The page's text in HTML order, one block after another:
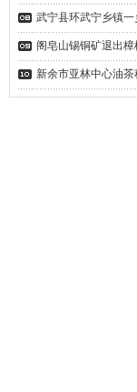
武宁县环武宁乡镇
阁皂山锡铜矿退出
新余市亚林中心油